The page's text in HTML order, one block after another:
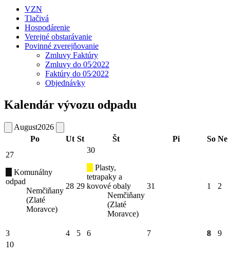
VZN
Tlačivá
Hospodárenie
Verejné obstarávanie
Povinné zverejňovanie
Zmluvy Faktúry
Zmluvy do 05⁄2022
Faktúry do 05⁄2022
Objednávky
Kalendár vývozu odpadu
August2026
Po
Ut St Št Pi So Ne
27
Komunálny
odpad
Nemčiňany
(Zlaté
Moravce)
28 29
30
Plasty,
tetrapaky a
kovové obaly
Nemčiňany
(Zlaté
Moravce)
31 1 2
3 4 5 6 7 8
9
10